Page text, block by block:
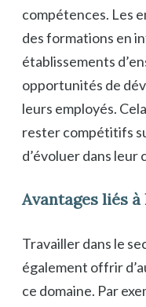
compétences. Les
des formations en
établissements
opportunités de
leurs employés.
rester compétitifs
d’évoluer dans leur
Avantages liés
Travailler dans le
également offrir
ce domaine. Par